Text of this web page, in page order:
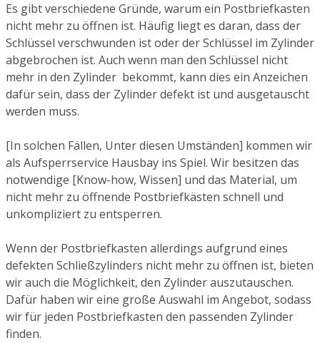
Es gibt verschiedene Gründe, warum ein Postbriefkasten
nicht mehr zu öffnen ist. Häufig liegt es daran, dass der
Schlüssel verschwunden ist oder der Schlüssel im Zylinder
abgebrochen ist. Auch wenn man den Schlüssel nicht
mehr in den Zylinder bekommt, kann dies ein Anzeichen
dafür sein, dass der Zylinder defekt ist und ausgetauscht
werden muss.
[In solchen Fällen, Unter diesen Umständen] kommen wir
als Aufsperrservice Hausbay ins Spiel. Wir besitzen das
notwendige [Know-how, Wissen] und das Material, um
nicht mehr zu öffnende Postbriefkästen schnell und
unkompliziert zu entsperren.
Wenn der Postbriefkasten allerdings aufgrund eines
defekten Schließzylinders nicht mehr zu öffnen ist, bieten
wir auch die Möglichkeit, den Zylinder auszutauschen.
Dafür haben wir eine große Auswahl im Angebot, sodass
wir für jeden Postbriefkasten den passenden Zylinder
finden.